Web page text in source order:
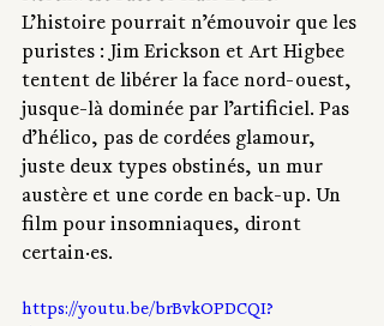
L’histoire pourrait n’émouvoir que les
puristes : Jim Erickson et Art Higbee
tentent de libérer la face nord-ouest,
jusque-là dominée par l’artificiel. Pas
d’hélico, pas de cordées glamour,
juste deux types obstinés, un mur
austère et une corde en back-up. Un
film pour insomniaques, diront
certain·es.
https://youtu.be/brBvkOPDCQI?